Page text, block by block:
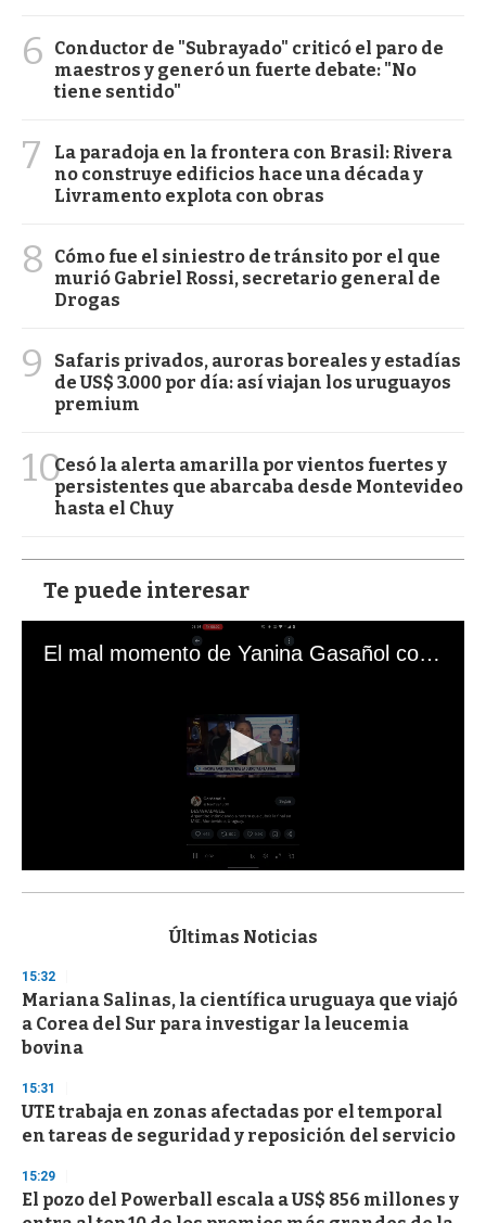
6
Conductor de "Subrayado" criticó el paro de
maestros y generó un fuerte debate: "No
tiene sentido"
7
La paradoja en la frontera con Brasil: Rivera
no construye edificios hace una década y
Livramento explota con obras
8
Cómo fue el siniestro de tránsito por el que
murió Gabriel Rossi, secretario general de
Drogas
9
Safaris privados, auroras boreales y estadías
de US$ 3.000 por día: así viajan los uruguayos
premium
10Cesó la alerta amarilla por vientos fuertes y
persistentes que abarcaba desde Montevideo
hasta el Chuy
Te puede interesar
El mal momento de Yanina Gasañol con un hincha argentino en "Subrayado"
s
d
s
o
f
3
s
e
c
o
d
s
Últimas Noticias
15:32
Mariana Salinas, la científica uruguaya que viajó
a Corea del Sur para investigar la leucemia
bovina
15:31
UTE trabaja en zonas afectadas por el temporal
en tareas de seguridad y reposición del servicio
15:29
El pozo del Powerball escala a US$ 856 millones y